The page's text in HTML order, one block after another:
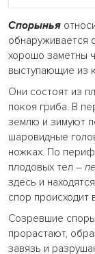
Спорынья
обнаруживается
хорошо заметны
выступающие из
Они состоят из
покоя гриба. В
землю и зимуют
шаровидные
ножках. По
плодовых тел –
здесь и
спор происходит
Созревшие
прорастают,
завязь и